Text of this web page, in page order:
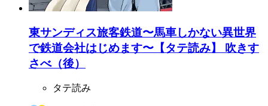
東サンディス旅客鉄道〜馬車しかない異世界
で鉄道会社はじめます〜【タテ読み】 吹きす
さべ（後）
タテ読み